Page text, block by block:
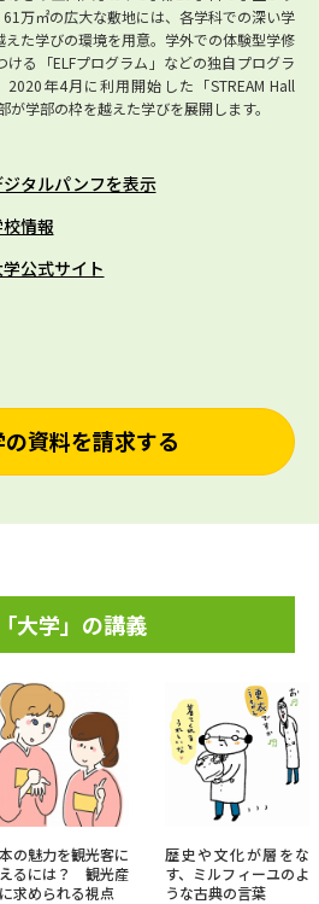
万㎡の広大な敷地には、各学科での深い学
た学びの環境を用意。学外での体験型学修
る「ELFプログラム」などの独自プログラ
年4月に利用開始した「STREAM Hall
学部の枠を越えた学びを展開します。
ジタルパンフを表示
情報
公式サイト
資料を請求する
大学」の講義
の魅力を観光客に
るには？ 観光産
求められる視点
歴史や文化が層をな
す、ミルフィーユのよ
うな古典の言葉